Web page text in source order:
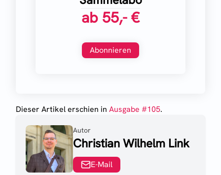
ab 55,- €
Abonnieren
Dieser Artikel erschien in Ausgabe #105.
Autor
Christian Wilhelm Link
E-Mail